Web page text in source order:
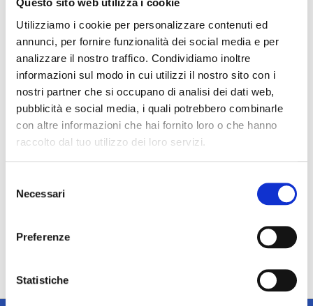
Questo sito web utilizza i cookie
Utilizziamo i cookie per personalizzare contenuti ed
annunci, per fornire funzionalità dei social media e per
analizzare il nostro traffico. Condividiamo inoltre
informazioni sul modo in cui utilizzi il nostro sito con i
nostri partner che si occupano di analisi dei dati web,
pubblicità e social media, i quali potrebbero combinarle
con altre informazioni che hai fornito loro o che hanno
raccolto dal tuo utilizzo dei loro servizi.
delNecessari
Preferenze
Statistiche
Aggiungi al preventivo
1elemento